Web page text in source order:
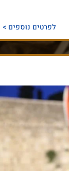
לפרטים נוספים >